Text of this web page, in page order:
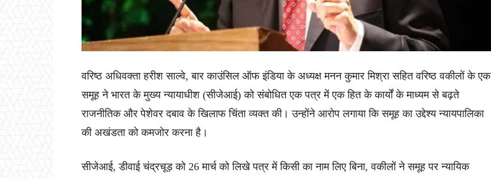
वरिष्ठ अधिवक्ता हरीश साल्वे, बार काउंसिल ऑफ इंडिया के अध्यक्ष मनन कुमार मिश्रा सहित वरिष्ठ वकीलों के एक
समूह ने भारत के मुख्य न्यायाधीश (सीजेआई) को संबोधित एक पत्र में एक हित के कार्यों के माध्यम से बढ़ते
राजनीतिक और पेशेवर दबाव के खिलाफ चिंता व्यक्त की। उन्होंने आरोप लगाया कि समूह का उद्देश्य न्यायपालिका
की अखंडता को कमजोर करना है।
सीजेआई, डीवाई चंद्रचूड़ को 26 मार्च को लिखे पत्र में किसी का नाम लिए बिना, वकीलों ने समूह पर न्यायिक